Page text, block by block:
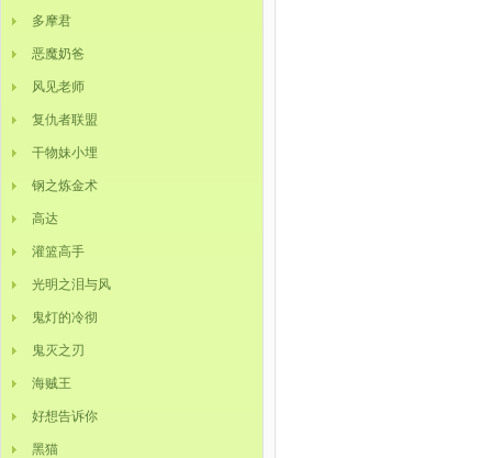
多摩君
恶魔奶爸
风见老师
复仇者联盟
干物妹小埋
钢之炼金术
高达
灌篮高手
光明之泪与风
鬼灯的冷彻
鬼灭之刃
海贼王
好想告诉你
黑猫